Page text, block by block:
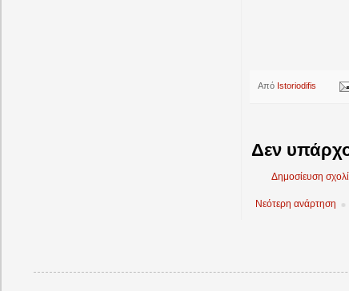
Από Istoriodifis
Δεν
Δημοσίευση
Νεότερη ανάρτηση